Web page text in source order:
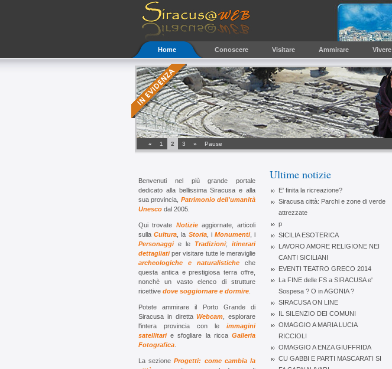
Home Conoscere Visitare Ammirare Vivere
Ammirate la meravigliosa Siracusa dalla vasta galleria fotografica
« 1 2 3 » Pause
Benvenuti nel più grande portale
dedicato alla bellissima Siracusa e alla
sua provincia, Patrimonio dell'umanità
Unesco dal 2005.
Qui trovate Notizieaggiornate, articoli
sullaCultura , la Storia, i Monumenti, i
Personaggie le Tradizioni;itinerari
dettagliatiper visitare tutte le meraviglie
archeologiche e naturalistiche che
questa antica e prestigiosa terra offre,
nonchè un vasto elenco di strutture
ricettive dove soggiornare e dormire
Potete ammirare il Porto Grande di
Siracusa in direttaWebcam , esplorare
l'intera provincia con leimmagini
satellitarie sfogliare la riccaGalleria
Fotografica
La sezioneProgetti: come cambia la
Ultime notizie
E' finita la ricreazione?
Siracusa città: Parchi e zone di verde
attrezzate
p
SICILIA ESOTERICA
LAVORO AMORE RELIGIONE NEI
CANTI SICILIANI
EVENTI TEATRO GRECO 2014
La FINE delle FS a SIRACUSA e'
Sospesa ? O in AGONIA ?
SIRACUSA ON LINE
IL SILENZIO DEI COMUNI
OMAGGIO A MARIA LUCIA
RICCIOLI
OMAGGIO A ENZA GIUFFRIDA
CU GABBI E PARTI MASCARATI SI